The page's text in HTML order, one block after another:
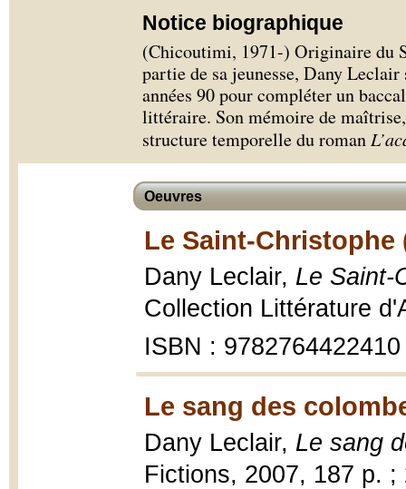
Notice biographique
(Chicoutimi, 1971-) Originaire du
partie de sa jeunesse, Dany
années 90 pour compléter un
littéraire. Son mémoire de
structure temporelle du roman
Oeuvres
Le Saint-Christophe
Dany Leclair, Le Saint-
Collection Littérature
ISBN : 9782764422410
Le sang des
Dany Leclair, Le sang
Fictions, 2007, 187 p. ;